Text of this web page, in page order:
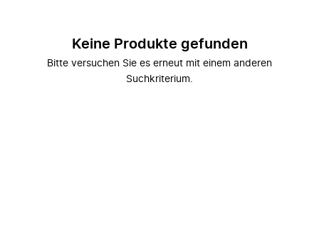
Keine Produkte gefunden
Bitte versuchen Sie es erneut mit einem anderen
Suchkriterium.